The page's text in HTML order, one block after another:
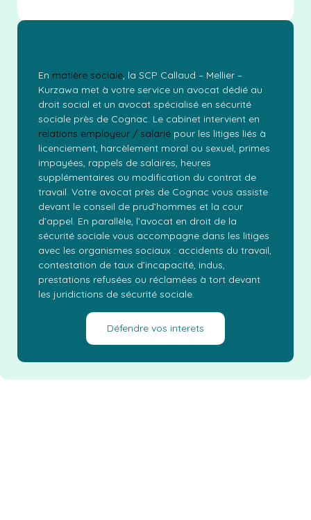
En matière sociale, la SCP Callaud – Mellier –
Kurzawa met à votre service un avocat dédié au
droit social et un avocat spécialisé en sécurité
sociale près de Cognac. Le cabinet intervient en
relations employeur / salarié pour les litiges liés à
licenciement, harcèlement moral ou sexuel, primes
impayées, rappels de salaires, heures
supplémentaires ou modification du contrat de
travail. Votre avocat près de Cognac vous assiste
devant le conseil de prud’hommes et la cour
d’appel. En parallèle, l’avocat en droit de la
sécurité sociale vous accompagne dans les litiges
avec les organismes sociaux : accidents du travail,
contestation de taux d’incapacité, indus,
prestations refusées ou réclamées à tort devant
les juridictions de sécurité sociale.
Défendre vos interets